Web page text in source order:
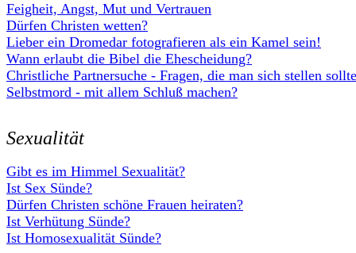
Feigheit, Angst, Mut und Vertrauen
Dürfen Christen wetten?
Lieber ein Dromedar fotografieren als ein Kamel sein!
Wann erlaubt die Bibel die Ehescheidung?
Christliche Partnersuche - Fragen, die man sich stellen
Selbstmord - mit allem Schluß machen?
Sexualität
Gibt es im Himmel Sexualität?
Ist Sex Sünde?
Dürfen Christen schöne Frauen heiraten?
Ist Verhütung Sünde?
Ist Homosexualität Sünde?